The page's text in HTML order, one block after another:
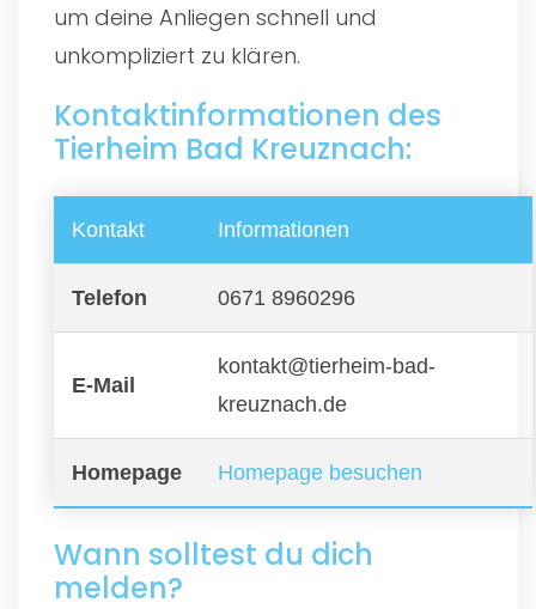
um deine Anliegen schnell und
unkompliziert zu klären.
Kontaktinformationen des
Tierheim Bad Kreuznach:
Kontakt Informationen
Telefon 0671 8960296
E-Mail
kontakt@tierheim-bad-
kreuznach.de
Homepage Homepage besuchen
Wann solltest du dich
melden?